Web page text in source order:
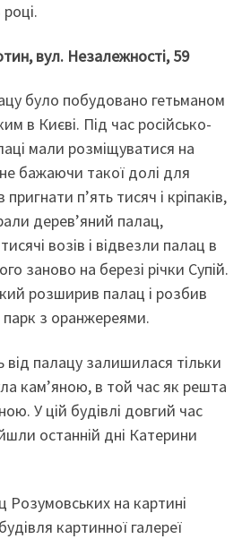
вул. Незалежності, 59
було побудовано гетьманом
в Києві. Під час російсько-
мали розміщуватися на
бажаючи такої долі для
п’ять тисяч і кріпаків,
дерев’яний палац,
возів і відвезли палац в
заново на березі річки Супій.
розширив палац і розбив
парк з оранжереями.
від палацу залишилася тільки
кам’яною, в той час як решта
У цій будівлі довгий час
останній дні Катерини
на картині
картинної галереї